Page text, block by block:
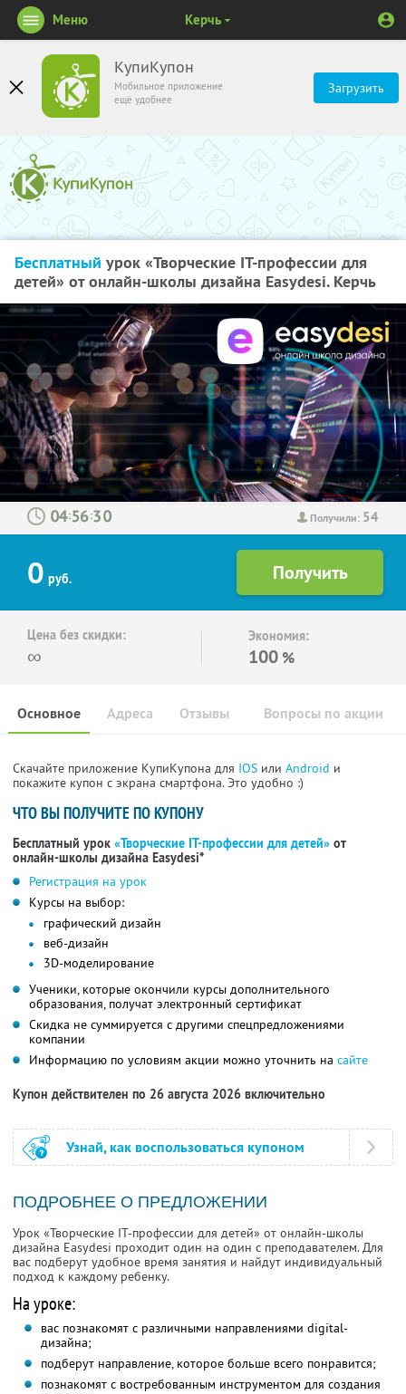
КупиКупон
Мобильное приложение
ещё удобнее
Загрузить
Меню Керчь
Бесплатный урок «Творческие IT-профессии для
детей» от онлайн-школы дизайна Easydesi. Керчь
Получили: 54
: :
0 руб.
Цена без скидки:
∞
Экономия:
100 %
Основное Отзывы Вопросы по акции
Адреса
Скачайте приложение КупиКупона для IOS или Android и
покажите купон с экрана смартфона. Это удобно :)
ЧТО ВЫ ПОЛУЧИТЕ ПО КУПОНУ
Бесплатный урок «Творческие IT-профессии для детей» от
онлайн-школы дизайна Easydesi*
Регистрация на урок
Курсы на выбор:
графический дизайн
веб-дизайн
3D-моделирование
Ученики, которые окончили курсы дополнительного
образования, получат электронный сертификат
Скидка не суммируется с другими спецпредложениями
компании
Информацию по условиям акции можно уточнить на сайте
Купон действителен по 26 августа 2026 включительно
Узнай, как воспользоваться купоном
ПОДРОБНЕЕ О ПРЕДЛОЖЕНИИ
Урок «Творческие IT-профессии для детей» от онлайн-школы
дизайна Easydesi проходит один на один с преподавателем. Для
вас подберут удобное время занятия и найдут индивидуальный
подход к каждому ребенку.
На уроке:
вас познакомят с различными направлениями digital-
дизайна;
подберут направление, которое больше всего понравится;
познакомят с востребованным инструментом для создания